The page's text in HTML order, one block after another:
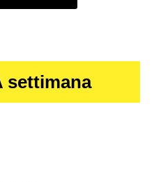
settimana